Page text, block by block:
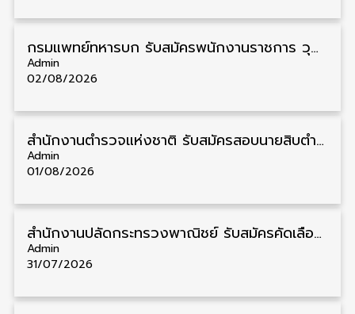
กรมแพทย์ทหารบก รับสมัครพนักงานราชการ วุฒิ ม.3/ม.6/ปวช./ปวท./ปวส. 6 อัตรา รับสมัคร 3 – 7 สิงหาคม
Admin
02/08/2026
สำนักงานตำรวจแห่งชาติ รับสมัครสอบนายสิบตำรวจ วุฒิ ม.6/ปวช. 6,000 อัตรา รับสมัคร 8 – 19 สิงหาคม
Admin
01/08/2026
สำนักงานปลัดกระทรวงพาณิชย์ รับสมัครคัดเลือกพนักงานราชการ วุฒิ ปวส./ป.ตรี 11 อัตรา รับสมัคร 10 – 21 สิงหาคม
Admin
31/07/2026